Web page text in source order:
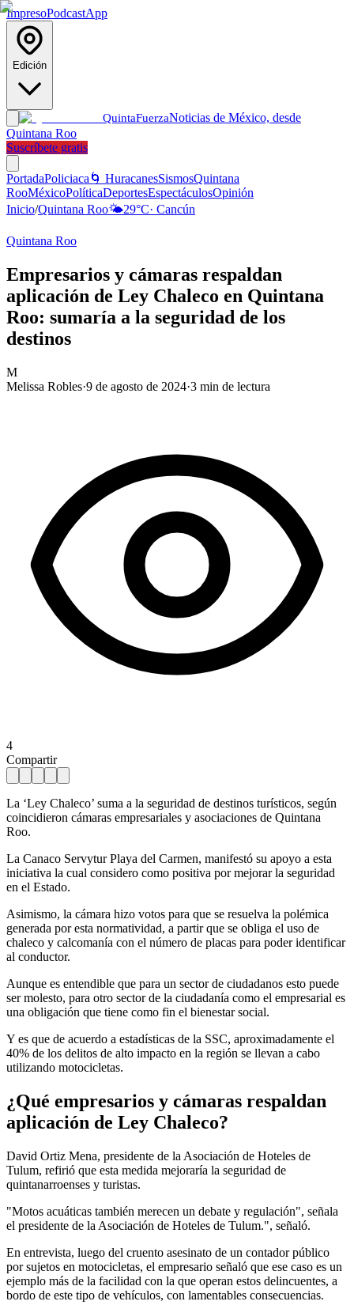
ImpresoPodcastApp
Edición
QuintaFuerzaNoticias de México, desde
Quintana Roo
Suscríbete gratis
PortadaPoliciaca 🌀 HuracanesSismosQuintana
RooMéxicoPolíticaDeportesEspectáculosOpinión
Inicio/Quintana Roo🌤️29°C· Cancún
Quintana Roo
Empresarios y cámaras respaldan
aplicación de Ley Chaleco en Quintana
Roo: sumaría a la seguridad de los
destinos
M
Melissa Robles·9 de agosto de 2024·3 min de lectura
4
Compartir
La ‘Ley Chaleco’ suma a la seguridad de destinos turísticos, según
coincidieron cámaras empresariales y asociaciones de Quintana
Roo.
La Canaco Servytur Playa del Carmen, manifestó su apoyo a esta
iniciativa la cual considero como positiva por mejorar la seguridad
en el Estado.
Asimismo, la cámara hizo votos para que se resuelva la polémica
generada por esta normatividad, a partir que se obliga el uso de
chaleco y calcomanía con el número de placas para poder identificar
al conductor.
Aunque es entendible que para un sector de ciudadanos esto puede
ser molesto, para otro sector de la ciudadanía como el empresarial es
una obligación que tiene como fin el bienestar social.
Y es que de acuerdo a estadísticas de la SSC, aproximadamente el
40% de los delitos de alto impacto en la región se llevan a cabo
utilizando motocicletas.
¿Qué empresarios y cámaras respaldan
aplicación de Ley Chaleco?
David Ortiz Mena, presidente de la Asociación de Hoteles de
Tulum, refirió que esta medida mejoraría la seguridad de
quintanarroenses y turistas.
"Motos acuáticas también merecen un debate y regulación", señala
el presidente de la Asociación de Hoteles de Tulum.", señaló.
En entrevista, luego del cruento asesinato de un contador público
por sujetos en motocicletas, el empresario señaló que ese caso es un
ejemplo más de la facilidad con la que operan estos delincuentes, a
bordo de este tipo de vehículos, con lamentables consecuencias.